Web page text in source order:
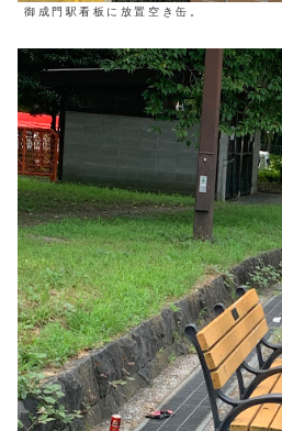
御成門駅看板に放置空き缶。